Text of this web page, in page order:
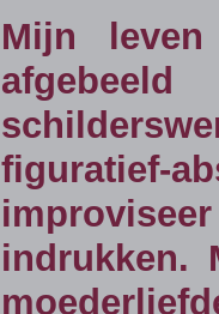
Mijn
indrukken.